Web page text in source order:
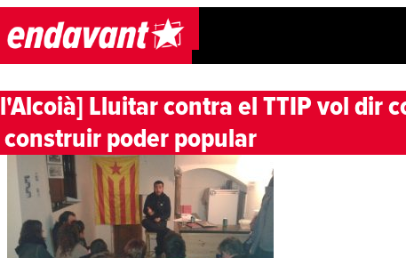
Skip to content
Lluitar contra el TTIP vol dir
poder popular